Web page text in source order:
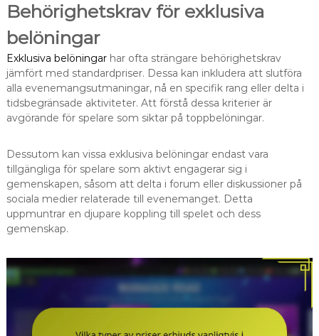
Behörighetskrav för exklusiva
belöningar
Exklusiva belöningarhar ofta strängare behörighetskrav
jämfört med standardpriser. Dessa kan inkludera att slutföra
alla evenemangsutmaningar, nå en specifik rang eller delta i
tidsbegränsade aktiviteter. Att förstå dessa kriterier är
avgörande för spelare som siktar på toppbelöningar.
Dessutom kan vissa exklusiva belöningar endast vara
tillgängliga för spelare som aktivt engagerar sig i
gemenskapen, såsom att delta i forum eller diskussioner på
sociala medier relaterade till evenemanget. Detta
uppmuntrar en djupare koppling till spelet och dess
gemenskap.